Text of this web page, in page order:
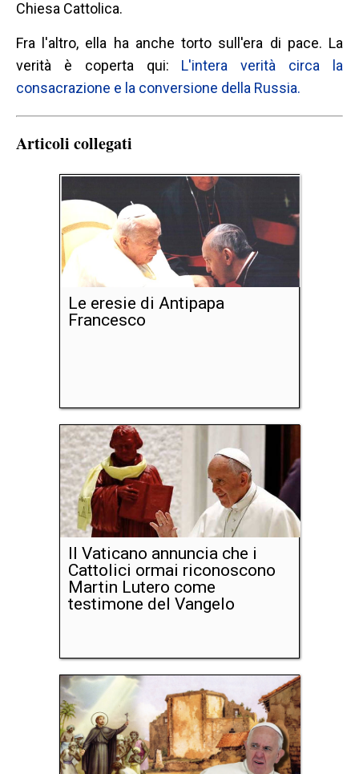
Chiesa Cattolica.
Fra l'altro, ella ha anche torto sull'era di pace. La
verità è coperta qui: L'intera verità circa la
consacrazione e la conversione della Russia.
Articoli collegati
Le eresie di Antipapa
Francesco
Il Vaticano annuncia che i
Cattolici ormai riconoscono
Martin Lutero come
testimone del Vangelo